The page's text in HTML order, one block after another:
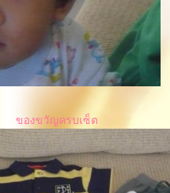
ของขวัญครบเซ็ต